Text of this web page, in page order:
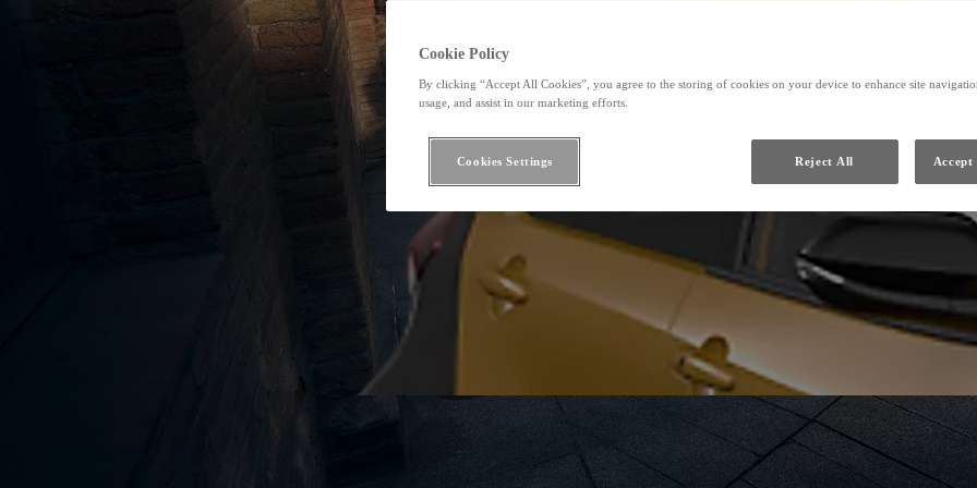
Cookie Policy
By clicking “Accept All Cookies”, you agree to the storing of cookies on your device to enhance site
usage, and assist in our marketing efforts.
Reject All Accept
Cookies Settings